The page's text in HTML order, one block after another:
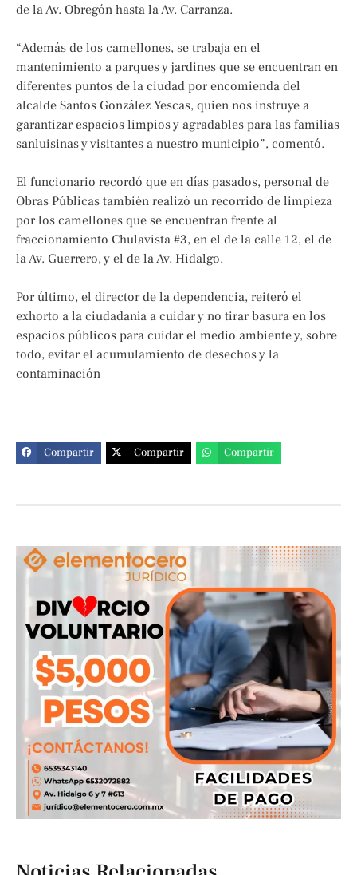
de la Av. Obregón hasta la Av. Carranza.
“Además de los camellones, se trabaja en el
mantenimiento a parques y jardines que se encuentran en
diferentes puntos de la ciudad por encomienda del
alcalde Santos González Yescas, quien nos instruye a
garantizar espacios limpios y agradables para las familias
sanluisinas y visitantes a nuestro municipio”, comentó.
El funcionario recordó que en días pasados, personal de
Obras Públicas también realizó un recorrido de limpieza
por los camellones que se encuentran frente al
fraccionamiento Chulavista #3, en el de la calle 12, el de
la Av. Guerrero, y el de la Av. Hidalgo.
Por último, el director de la dependencia, reiteró el
exhorto a la ciudadanía a cuidar y no tirar basura en los
espacios públicos para cuidar el medio ambiente y, sobre
todo, evitar el acumulamiento de desechos y la
contaminación
Compartir Compartir Compartir